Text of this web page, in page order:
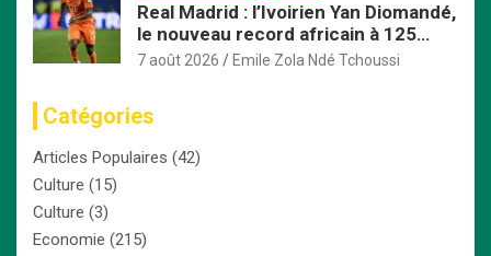
Real Madrid : l’Ivoirien Yan Diomandé,
le nouveau record africain à 125
millions d’euros
7 août 2026 Emile Zola Ndé Tchoussi
Catégories
Articles Populaires (42)
Culture (15)
Culture (3)
Economie (215)